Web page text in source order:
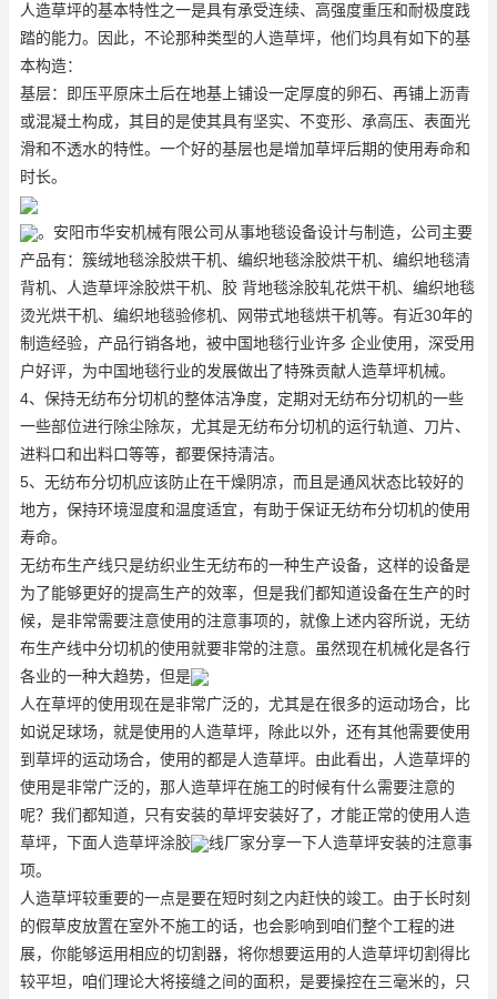
人造草坪的基本特性之一是具有承受连续、高强度重压和耐极度践
踏的能力。因此，不论那种类型的人造草坪，他们均具有如下的基
本构造：
基层：即压平原床土后在地基上铺设一定厚度的卵石、再铺上沥青
或混凝土构成，其目的是使其具有坚实、不变形、承高压、表面光
滑和不透水的特性。一个好的基层也是增加草坪后期的使用寿命和
时长。
。安阳市华安机械有限公司从事地毯设备设计与制造，公司主要
产品有：簇绒地毯涂胶烘干机、编织地毯涂胶烘干机、编织地毯清
背机、人造草坪涂胶烘干机、胶 背地毯涂胶轧花烘干机、编织地毯
烫光烘干机、编织地毯验修机、网带式地毯烘干机等。有近30年的
制造经验，产品行销各地，被中国地毯行业许多 企业使用，深受用
户好评，为中国地毯行业的发展做出了特殊贡献人造草坪机械。
4、保持无纺布分切机的整体洁净度，定期对无纺布分切机的一些
一些部位进行除尘除灰，尤其是无纺布分切机的运行轨道、刀片、
进料口和出料口等等，都要保持清洁。
5、无纺布分切机应该防止在干燥阴凉，而且是通风状态比较好的
地方，保持环境湿度和温度适宜，有助于保证无纺布分切机的使用
寿命。
无纺布生产线只是纺织业生无纺布的一种生产设备，这样的设备是
为了能够更好的提高生产的效率，但是我们都知道设备在生产的时
候，是非常需要注意使用的注意事项的，就像上述内容所说，无纺
布生产线中分切机的使用就要非常的注意。虽然现在机械化是各行
各业的一种大趋势，但是
人在草坪的使用现在是非常广泛的，尤其是在很多的运动场合，比
如说足球场，就是使用的人造草坪，除此以外，还有其他需要使用
到草坪的运动场合，使用的都是人造草坪。由此看出，人造草坪的
使用是非常广泛的，那人造草坪在施工的时候有什么需要注意的
呢？我们都知道，只有安装的草坪安装好了，才能正常的使用人造
草坪，下面人造草坪涂胶
线厂家分享一下人造草坪安装的注意事
项。
人造草坪较重要的一点是要在短时刻之内赶快的竣工。由于长时刻
的假草皮放置在室外不施工的话，也会影响到咱们整个工程的进
展，你能够运用相应的切割器，将你想要运用的人造草坪切割得比
较平坦，咱们理论大将接缝之间的面积，是要操控在三毫米的，只